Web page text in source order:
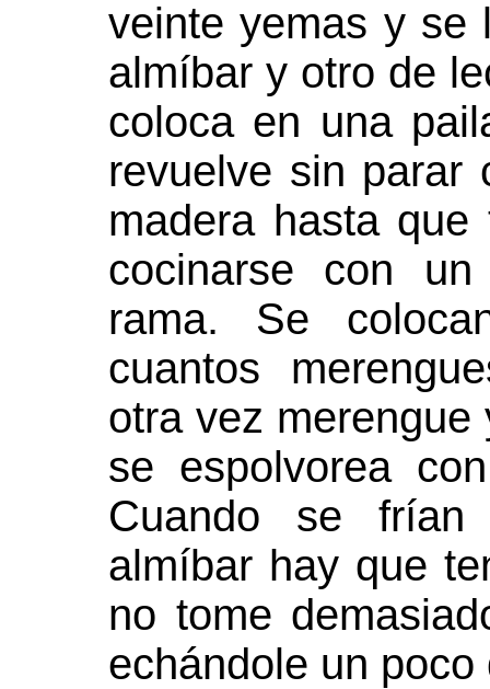
veinte yemas y se
almíbar y otro de
coloca en una
revuelve sin parar
madera hasta
cocinarse con
rama. Se
cuantos
otra vez
se espolvorea
Cuando se
almíbar hay que
no tome
echándole un poco